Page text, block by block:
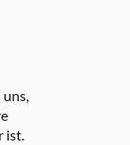
ist.